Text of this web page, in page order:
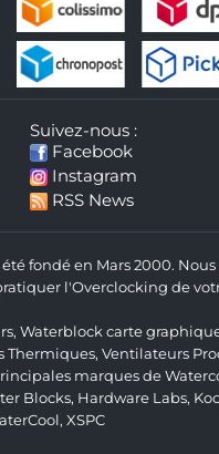
Suivez-nous :
Facebook
Instagram
RSS News
fondé en Mars 2000. Nous
l'Overclocking de
, Waterblock carte
Thermiques, Ventilateurs
marques de
Blocks, Hardware Labs,
, XSPC